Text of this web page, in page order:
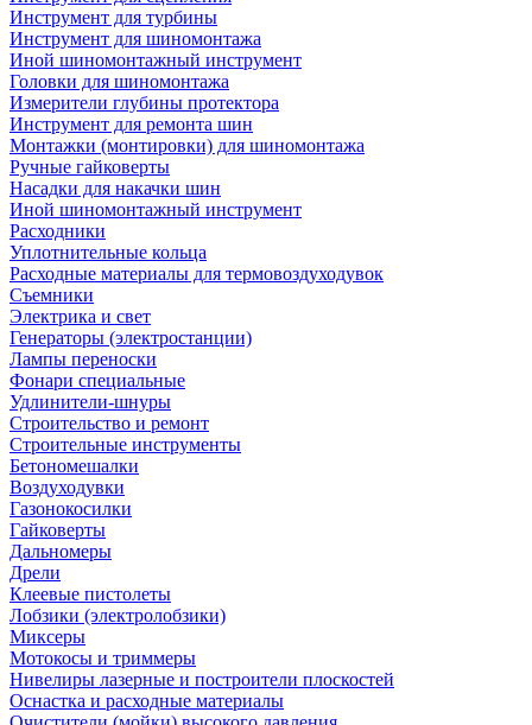
Инструмент для турбины
Инструмент для шиномонтажа
Иной шиномонтажный инструмент
Головки для шиномонтажа
Измерители глубины протектора
Инструмент для ремонта шин
Монтажки (монтировки) для шиномонтажа
Ручные гайковерты
Насадки для накачки шин
Иной шиномонтажный инструмент
Расходники
Уплотнительные кольца
Расходные материалы для термовоздуходувок
Съемники
Электрика и свет
Генераторы (электростанции)
Лампы переноски
Фонари специальные
Удлинители-шнуры
Строительство и ремонт
Строительные инструменты
Бетономешалки
Воздуходувки
Газонокосилки
Гайковерты
Дальномеры
Дрели
Клеевые пистолеты
Лобзики (электролобзики)
Миксеры
Мотокосы и триммеры
Нивелиры лазерные и построители плоскостей
Оснастка и расходные материалы